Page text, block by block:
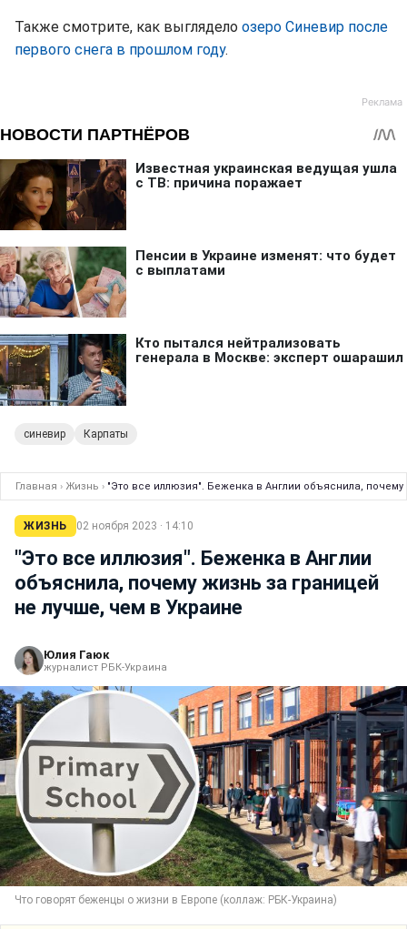
Также смотрите, как выглядело озеро Синевир после
первого снега в прошлом году.
синевир Карпаты
Главная › Жизнь › "Это все иллюзия". Беженка в Англии объяснила,
ЖИЗНЬ 02 ноября 2023 · 14:10
"Это все иллюзия". Беженка в Англии
объяснила, почему жизнь за границей
не лучше, чем в Украине
Юлия Гаюк
журналист РБК-Украина
Что говорят беженцы о жизни в Европе (коллаж: РБК-Украина)